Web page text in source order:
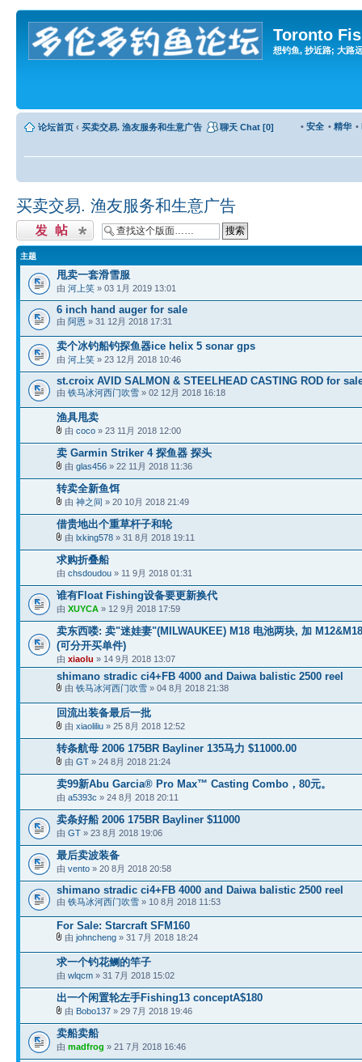
Toronto
想钓鱼, 抄近路; 大路
论坛首页 ‹ 买卖交易. 渔友服务和生意广告 聊天 Chat [0] •
• 精华
• 安全
买卖交易. 渔友服务和生意广告
发表主题
主题
甩卖一套滑雪服
由 河上笑 » 03 1月 2019 13:01
6 inch hand auger for sale
由 阿恩 » 31 12月 2018 17:31
卖个冰钓船钓探鱼器ice helix 5 sonar gps
由 河上笑 » 23 12月 2018 10:46
st.croix AVID SALMON & STEELHEAD CASTING ROD for
由 铁马冰河西门吹雪 » 02 12月 2018 16:18
渔具甩卖
由 coco » 23 11月 2018 12:00
卖 Garmin Striker 4 探鱼器 探头
由 glas456 » 22 11月 2018 11:36
转卖全新鱼饵
由 神之间 » 20 10月 2018 21:49
借贵地出个重草杆子和轮
由 lxking578 » 31 8月 2018 19:11
求购折叠船
由 chsdoudou » 11 9月 2018 01:31
谁有Float Fishing设备要更新换代
由 XUYCA » 12 9月 2018 17:59
卖东西喽: 卖"迷娃妻"(MILWAUKEE) M18 电池两块, 加
(可分开买单件)
由 xiaolu » 14 9月 2018 13:07
shimano stradic ci4+FB 4000 and Daiwa balistic 2500 reel
由 铁马冰河西门吹雪 » 04 8月 2018 21:38
回流出装备最后一批
由 xiaoliliu » 25 8月 2018 12:52
转条航母 2006 175BR Bayliner 135马力 $11000.00
由 GT » 24 8月 2018 21:24
卖99新Abu Garcia® Pro Max™ Casting Combo，80元。
由 a5393c » 24 8月 2018 20:11
卖条好船 2006 175BR Bayliner $11000
由 GT » 23 8月 2018 19:06
最后卖波装备
由 vento » 20 8月 2018 20:58
shimano stradic ci4+FB 4000 and Daiwa balistic 2500 reel
由 铁马冰河西门吹雪 » 10 8月 2018 11:53
For Sale: Starcraft SFM160
由 johncheng » 31 7月 2018 18:24
求一个钓花鲗的竿子
由 wlqcm » 31 7月 2018 15:02
出一个闲置轮左手Fishing13 conceptA$180
由 Bobo137 » 29 7月 2018 19:46
卖船卖船
由 madfrog » 21 7月 2018 16:46